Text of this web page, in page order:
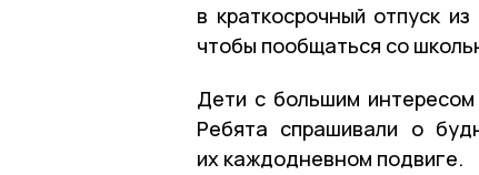
в краткосрочный отпуск
чтобы пообщаться со
Дети с большим
Ребята спрашивали о
их каждодневном подвиге.